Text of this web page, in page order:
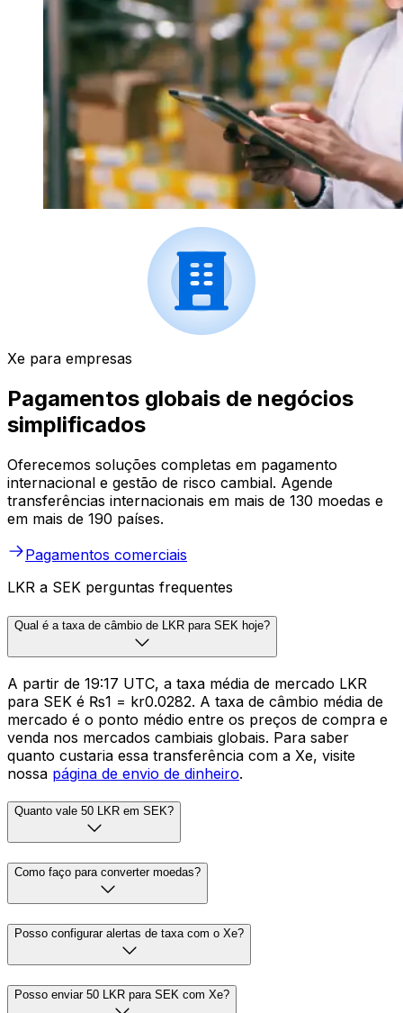
Xe para empresas
Pagamentos globais de negócios
simplificados
Oferecemos soluções completas em pagamento
internacional e gestão de risco cambial. Agende
transferências internacionais em mais de 130 moedas e
em mais de 190 países.
Pagamentos comerciais
LKR a SEK perguntas frequentes
Qual é a taxa de câmbio de LKR para SEK hoje?
A partir de 19:17 UTC, a taxa média de mercado LKR
para SEK é ₨1 = kr0.0282. A taxa de câmbio média de
mercado é o ponto médio entre os preços de compra e
venda nos mercados cambiais globais. Para saber
quanto custaria essa transferência com a Xe, visite
nossa página de envio de dinheiro.
Quanto vale 50 LKR em SEK?
Como faço para converter moedas?
Posso configurar alertas de taxa com o Xe?
Posso enviar 50 LKR para SEK com Xe?